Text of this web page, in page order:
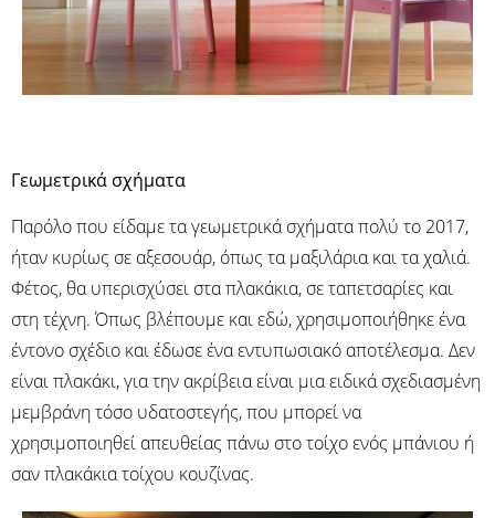
Γεωμετρικά σχήματα
Παρόλο που είδαμε τα γεωμετρικά σχήματα πολύ το 2017,
ήταν κυρίως σε αξεσουάρ, όπως τα μαξιλάρια και τα χαλιά.
Φέτος, θα υπερισχύσει στα πλακάκια, σε ταπετσαρίες και
στη τέχνη. Όπως βλέπουμε και εδώ, χρησιμοποιήθηκε ένα
έντονο σχέδιο και έδωσε ένα εντυπωσιακό αποτέλεσμα. Δεν
είναι πλακάκι, για την ακρίβεια είναι μια ειδικά σχεδιασμένη
μεμβράνη τόσο υδατοστεγής, που μπορεί να
χρησιμοποιηθεί απευθείας πάνω στο τοίχο ενός μπάνιου ή
σαν πλακάκια τοίχου κουζίνας.